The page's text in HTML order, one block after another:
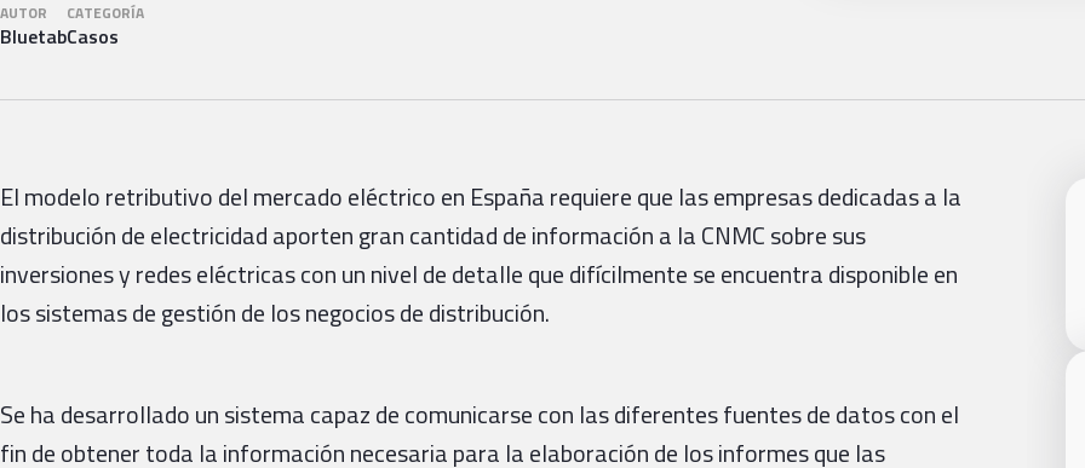
AUTOR
Bluetab
CATEGORÍA
Casos
El modelo retributivo del mercado eléctrico en España requiere que las empresas dedicadas a la
distribución de electricidad aporten gran cantidad de información a la CNMC sobre sus
inversiones y redes eléctricas con un nivel de detalle que difícilmente se encuentra disponible en
los sistemas de gestión de los negocios de distribución.
Se ha desarrollado un sistema capaz de comunicarse con las diferentes fuentes de datos con el
fin de obtener toda la información necesaria para la elaboración de los informes que las